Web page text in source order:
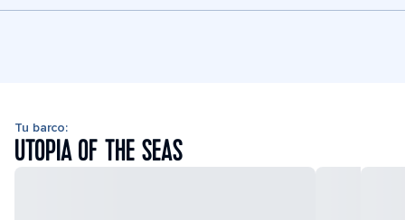
Tu barco:
UTOPIA OF THE SEAS